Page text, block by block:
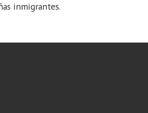
inmigrantes.